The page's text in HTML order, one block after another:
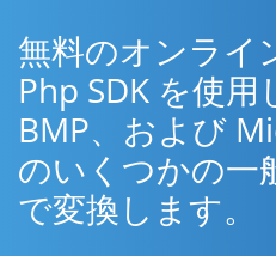
無料のオンライ
Php SDK を使用
BMP、および
のいくつかの一
で変換します。